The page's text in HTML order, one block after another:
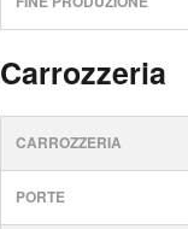
Carrozzeria
CARROZZERIA
PORTE